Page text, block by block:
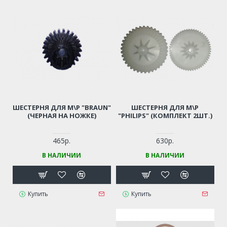
ШЕСТЕРНЯ ДЛЯ М\Р "BRAUN"
(ЧЕРНАЯ НА НОЖКЕ)
465р.
В НАЛИЧИИ
Купить
ШЕСТЕРНЯ ДЛЯ М\Р
"PHILIPS" (КОМПЛЕКТ 2ШТ.)
630р.
В НАЛИЧИИ
Купить